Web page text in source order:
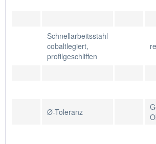
Schnellarbeitsstahl
cobaltlegiert,
profilgeschliffen
Ø-Toleranz